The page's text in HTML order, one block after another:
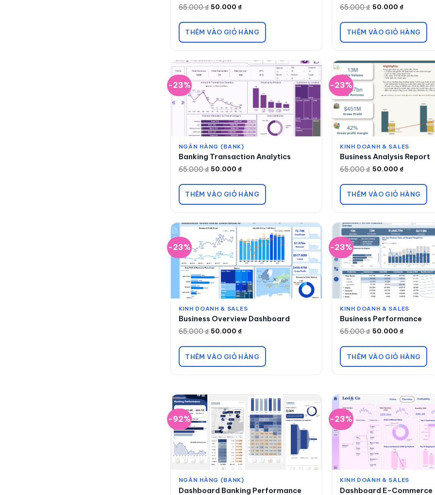
65.000₫
Giá
là:
65.000 ₫.
50.000 ₫
Giá
tại
50.000 ₫.
THÊM VÀO GIỎ HÀNG
65.000₫
Giá
là:
65.000 ₫.
50.000 ₫
Giá
tại
50.000 ₫.
THÊM VÀO GIỎ HÀNG
-23%
NGÂN HÀNG (BANK)
Banking Transaction Analytics
65.000₫
Giá
là:
65.000 ₫.
50.000 ₫
Giá
tại
50.000 ₫.
THÊM VÀO GIỎ HÀNG
-23%
KINH DOANH & SALES
Business Analysis Report
65.000₫
Giá
là:
65.000 ₫.
50.000 ₫
Giá
tại
50.000 ₫.
THÊM VÀO GIỎ HÀNG
-23%
KINH DOANH & SALES
Business Overview Dashboard
65.000₫
Giá
là:
65.000 ₫.
50.000 ₫
Giá
tại
50.000 ₫.
THÊM VÀO GIỎ HÀNG
-23%
KINH DOANH & SALES
Business Performance
65.000₫
Giá
là:
65.000 ₫.
50.000 ₫
Giá
tại
50.000 ₫.
THÊM VÀO GIỎ HÀNG
-92%
NGÂN HÀNG (BANK)
Dashboard Banking Performance
-23%
KINH DOANH & SALES
Dashboard E-Commerce